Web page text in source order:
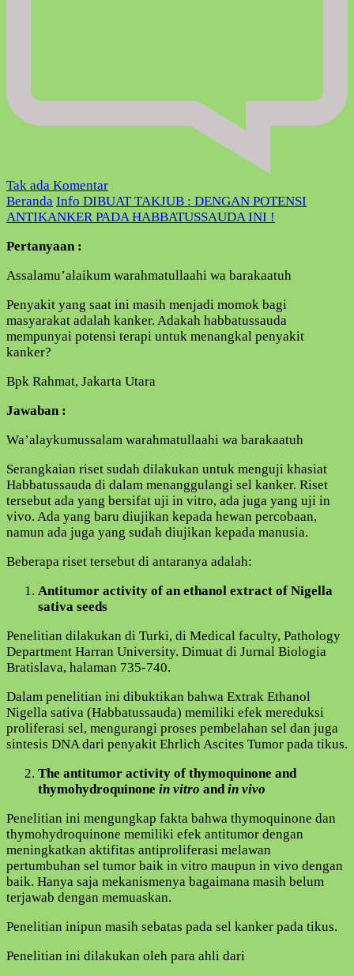
Tak ada Komentarpada
DIBUAT
TAKJUB
ANTIKANKER
HABBATUSSAUDA
INI
!
Beranda Info DIBUAT TAKJUB : DENGAN POTENSI
ANTIKANKER PADA HABBATUSSAUDA INI !
Pertanyaan :
Assalamu’alaikum warahmatullaahi wa barakaatuh
Penyakit yang saat ini masih menjadi momok bagi
masyarakat adalah kanker. Adakah habbatussauda
mempunyai potensi terapi untuk menangkal penyakit
kanker?
Bpk Rahmat, Jakarta Utara
Jawaban :
Wa’alaykumussalam warahmatullaahi wa barakaatuh
Serangkaian riset sudah dilakukan untuk menguji khasiat
Habbatussauda di dalam menanggulangi sel kanker. Riset
tersebut ada yang bersifat uji in vitro, ada juga yang uji in
vivo. Ada yang baru diujikan kepada hewan percobaan,
namun ada juga yang sudah diujikan kepada manusia.
Beberapa riset tersebut di antaranya adalah:
Antitumor activity of an ethanol extract of Nigella
sativa seeds
Penelitian dilakukan di Turki, di Medical faculty, Pathology
Department Harran University. Dimuat di Jurnal Biologia
Bratislava, halaman 735-740.
Dalam penelitian ini dibuktikan bahwa Extrak Ethanol
Nigella sativa (Habbatussauda) memiliki efek mereduksi
proliferasi sel, mengurangi proses pembelahan sel dan juga
sintesis DNA dari penyakit Ehrlich Ascites Tumor pada tikus.
The antitumor activity of thymoquinone and
thymohydroquinone in vitro andin vivo
Penelitian ini mengungkap fakta bahwa thymoquinone dan
thymohydroquinone memiliki efek antitumor dengan
meningkatkan aktifitas antiproliferasi melawan
pertumbuhan sel tumor baik in vitro maupun in vivo dengan
baik. Hanya saja mekanismenya bagaimana masih belum
terjawab dengan memuaskan.
Penelitian inipun masih sebatas pada sel kanker pada tikus.
Penelitian ini dilakukan oleh para ahli dari